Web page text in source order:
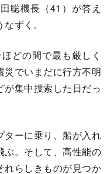
聡機長（41）が答え
ずく。
どの間で最も厳しく
災でいまだに行方不明
集中捜索した日だっ
ーに乗り、船が入れ
ぶ。そして、高性能の
れらしきものが見つか